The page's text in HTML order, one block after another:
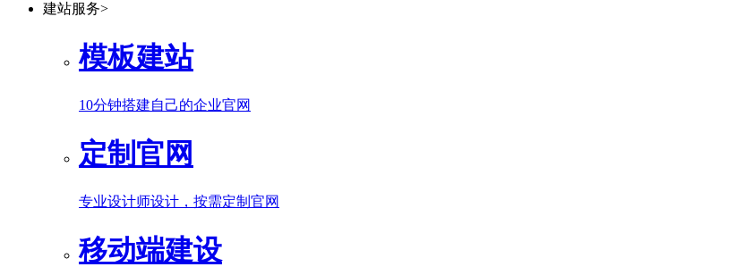
建站服务>
模板建站
10分钟搭建自己的企业官网
定制官网
专业设计师设计，按需定制官网
移动端建设